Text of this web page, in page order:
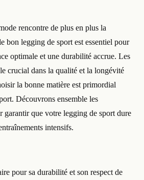
rencontre de plus en plus la
bon legging de sport est essentiel pour
optimale et une durabilité accrue. Les
crucial dans la qualité et la longévité
la bonne matière est primordial
Découvrons ensemble les
garantir que votre legging de sport dure
intensifs.
pour sa durabilité et son respect de